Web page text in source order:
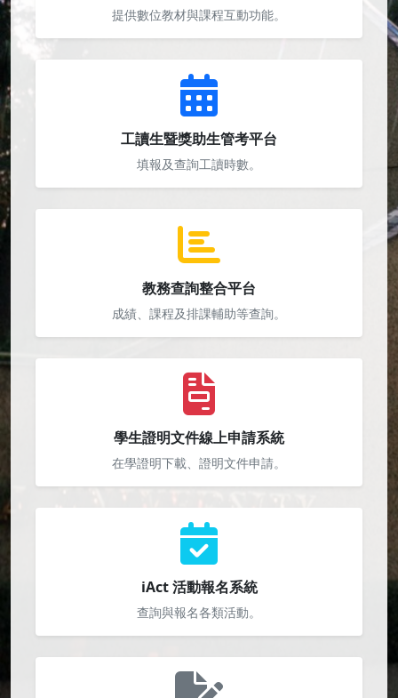
提供數位教材與課程互動功能。
工讀生暨獎助生管考平台
填報及查詢工讀時數。
教務查詢整合平台
成績、課程及排課輔助等查詢。
學生證明文件線上申請系統
在學證明下載、證明文件申請。
iAct 活動報名系統
查詢與報名各類活動。